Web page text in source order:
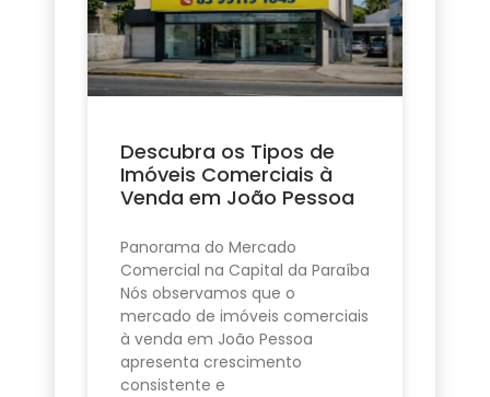
Descubra os Tipos de
Imóveis Comerciais à
Venda em João Pessoa
Panorama do Mercado
Comercial na Capital da Paraíba
Nós observamos que o
mercado de imóveis comerciais
à venda em João Pessoa
apresenta crescimento
consistente e